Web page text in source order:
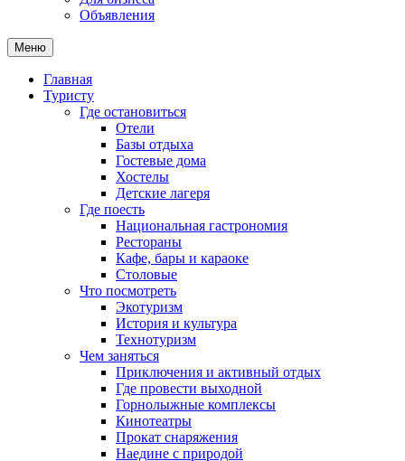
Объявления
Меню
Главная
Туристу
Где остановиться
Отели
Базы отдыха
Гостевые дома
Хостелы
Детские лагеря
Где поесть
Национальная гастрономия
Рестораны
Кафе, бары и караоке
Столовые
Что посмотреть
Экотуризм
История и культура
Технотуризм
Чем заняться
Приключения и активный отдых
Где провести выходной
Горнолыжные комплексы
Кинотеатры
Прокат снаряжения
Наедине с природой